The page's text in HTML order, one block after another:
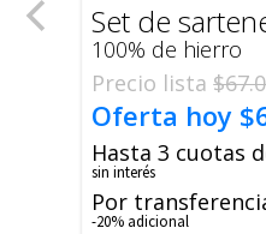
Set de
100% de hierro
Precio lista
Oferta hoy
Hasta 3 cuotas
sin interés
Por
-20% adicional